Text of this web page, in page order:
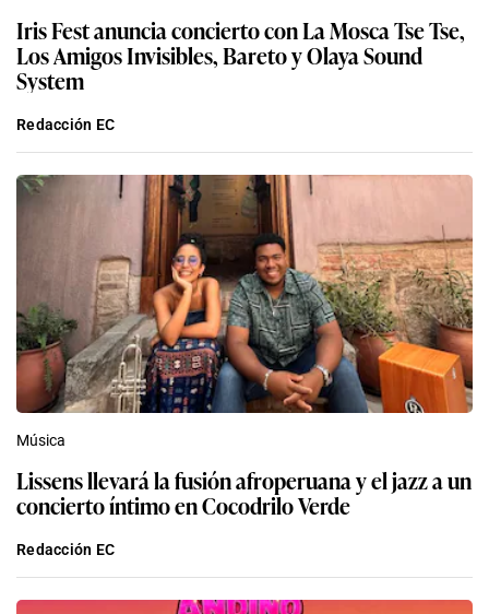
Iris Fest anuncia concierto con La Mosca Tse Tse,
Los Amigos Invisibles, Bareto y Olaya Sound
System
Redacción EC
Música
Lissens llevará la fusión afroperuana y el jazz a un
concierto íntimo en Cocodrilo Verde
Redacción EC